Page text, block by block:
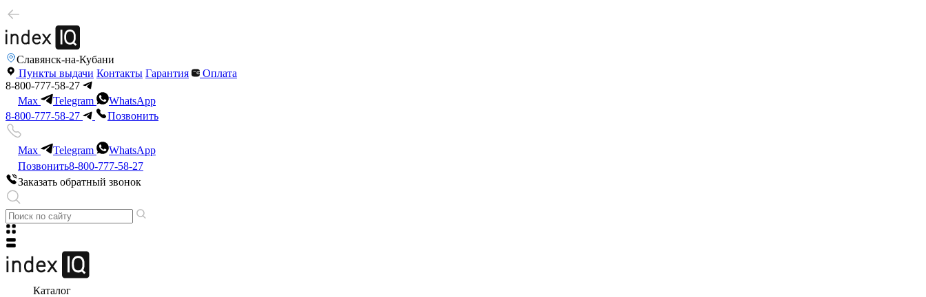
Славянск-на-Кубани
Пункты выдачи Контакты Гарантия
Оплата
8-800-777-58-27
Max
Telegram
WhatsApp
8-800-777-58-27
Позвонить
Max Telegram
WhatsApp
Позвонить8-800-777-58-27
Заказать обратный звонок
Каталог